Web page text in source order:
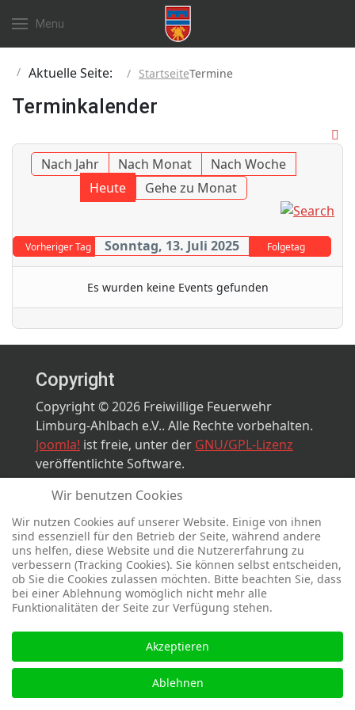
Menu
Aktuelle Seite: StartseiteTermine
Terminkalender
Nach Jahr Nach Monat
Nach Woche
Heute
Gehe zu Monat
Vorheriger Tag Sonntag, 13. Juli 2025 Folgetag
Es wurden keine Events gefunden
Copyright
Copyright © 2026 Freiwillige Feuerwehr
Limburg-Ahlbach e.V.. Alle Rechte vorbehalten.
Joomla! ist freie, unter der GNU/GPL-Lizenz
veröffentlichte Software.
Designed bysinciPowered by
Wir benutzen Cookies
Wir nutzen Cookies auf unserer Website. Einige von ihnen
sind essenziell für den Betrieb der Seite, während andere
uns helfen, diese Website und die Nutzererfahrung zu
verbessern (Tracking Cookies). Sie können selbst entscheiden,
ob Sie die Cookies zulassen möchten. Bitte beachten Sie, dass
bei einer Ablehnung womöglich nicht mehr alle
Funktionalitäten der Seite zur Verfügung stehen.
Akzeptieren
Ablehnen